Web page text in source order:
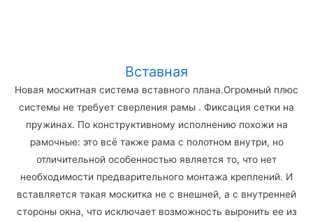
Вставная
Новая москитная система вставного плана.Огромный плюс
системы не требует сверления рамы . Фиксация сетки на
пружинах. По конструктивному исполнению похожи на
рамочные: это всё также рама с полотном внутри, но
отличительной особенностью является то, что нет
необходимости предварительного монтажа креплений. И
вставляется такая москитка не с внешней, а с внутренней
стороны окна, что исключает возможность выронить ее из